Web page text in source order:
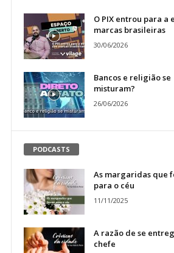
O PIX entrou para a
marcas brasileiras
30/06/2026
Bancos e religião se
misturam?
26/06/2026
PODCASTS
As margaridas que
para o céu
11/11/2025
A razão de se
chefe